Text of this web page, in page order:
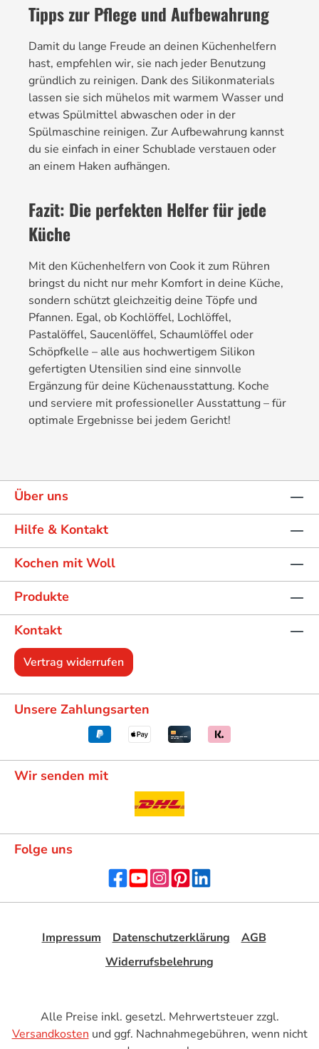
Tipps zur Pflege und Aufbewahrung
Damit du lange Freude an deinen Küchenhelfern
hast, empfehlen wir, sie nach jeder Benutzung
gründlich zu reinigen. Dank des Silikonmaterials
lassen sie sich mühelos mit warmem Wasser und
etwas Spülmittel abwaschen oder in der
Spülmaschine reinigen. Zur Aufbewahrung kannst
du sie einfach in einer Schublade verstauen oder
an einem Haken aufhängen.
Fazit: Die perfekten Helfer für jede
Küche
Mit den Küchenhelfern von Cook it zum Rühren
bringst du nicht nur mehr Komfort in deine Küche,
sondern schützt gleichzeitig deine Töpfe und
Pfannen. Egal, ob Kochlöffel, Lochlöffel,
Pastalöffel, Saucenlöffel, Schaumlöffel oder
Schöpfkelle – alle aus hochwertigem Silikon
gefertigten Utensilien sind eine sinnvolle
Ergänzung für deine Küchenausstattung. Koche
und serviere mit professioneller Ausstattung – für
optimale Ergebnisse bei jedem Gericht!
Über uns
Hilfe & Kontakt
Kochen mit Woll
Produkte
Kontakt
Vertrag widerrufen
Unsere Zahlungsarten
Wir senden mit
Folge uns
Impressum Datenschutzerklärung
AGB
Widerrufsbelehrung
Alle Preise inkl. gesetzl. Mehrwertsteuer zzgl.
Versandkosten und ggf. Nachnahmegebühren, wenn nicht